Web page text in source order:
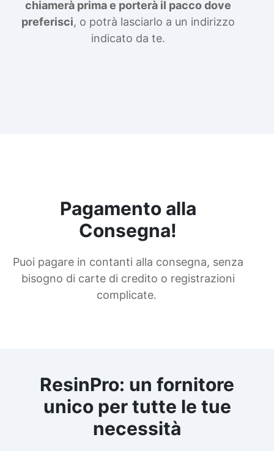
chiamerà prima e porterà il pacco dove
preferisci, o potrà lasciarlo a un indirizzo
indicato da te.
Pagamento alla
Consegna!
Puoi pagare in contanti alla consegna, senza
bisogno di carte di credito o registrazioni
complicate.
ResinPro: un fornitore
unico per tutte le tue
necessità